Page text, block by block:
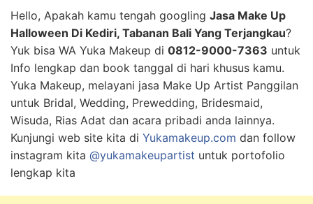
Hello, Apakah kamu tengah googling Jasa Make Up
Halloween Di Kediri, Tabanan Bali Yang Terjangkau?
Yuk bisa WA Yuka Makeup di 0812-9000-7363 untuk
Info lengkap dan book tanggal di hari khusus kamu.
Yuka Makeup, melayani jasa Make Up Artist Panggilan
untuk Bridal, Wedding, Prewedding, Bridesmaid,
Wisuda, Rias Adat dan acara pribadi anda lainnya.
Kunjungi web site kita di Yukamakeup.com dan follow
instagram kita @yukamakeupartist untuk portofolio
lengkap kita